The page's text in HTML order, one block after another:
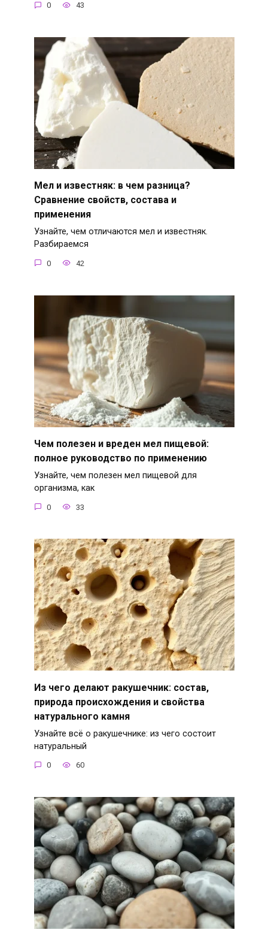
0 43
Мел и известняк: в чем разница?
Сравнение свойств, состава и
применения
Узнайте, чем отличаются мел и известняк.
Разбираемся
0 42
Чем полезен и вреден мел пищевой:
полное руководство по применению
Узнайте, чем полезен мел пищевой для
организма, как
0 33
Из чего делают ракушечник: состав,
природа происхождения и свойства
натурального камня
Узнайте всё о ракушечнике: из чего состоит
натуральный
0 60